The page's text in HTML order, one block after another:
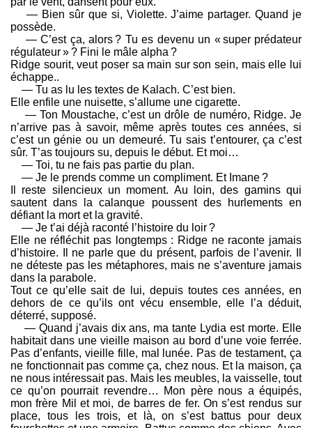
— Bien sûr que si, Violette. J’aime partager. Quand je
possède.
— C’est ça, alors ? Tu es devenu un « super prédateur
régulateur » ? Fini le mâle alpha ?
Ridge sourit, veut poser sa main sur son sein, mais elle lui
échappe..
— Tu as lu les textes de Kalach. C’est bien.
Elle enfile une nuisette, s’allume une cigarette.
— Ton Moustache, c’est un drôle de numéro, Ridge. Je
n’arrive pas à savoir, même après toutes ces années, si
c’est un génie ou un demeuré. Tu sais t’entourer, ça c’est
sûr. T’as toujours su, depuis le début. Et moi…
— Toi, tu ne fais pas partie du plan.
— Je le prends comme un compliment. Et Imane ?
Il reste silencieux un moment. Au loin, des gamins qui
sautent dans la calanque poussent des hurlements en
défiant la mort et la gravité.
— Je t’ai déjà raconté l’histoire du loir ?
Elle ne réfléchit pas longtemps : Ridge ne raconte jamais
d’histoire. Il ne parle que du présent, parfois de l’avenir. Il
ne déteste pas les métaphores, mais ne s’aventure jamais
dans la parabole.
Tout ce qu’elle sait de lui, depuis toutes ces années, en
dehors de ce qu’ils ont vécu ensemble, elle l’a déduit,
déterré, supposé.
— Quand j’avais dix ans, ma tante Lydia est morte. Elle
habitait dans une vieille maison au bord d’une voie ferrée.
Pas d’enfants, vieille fille, mal lunée. Pas de testament, ça
ne fonctionnait pas comme ça, chez nous. Et la maison, ça
ne nous intéressait pas. Mais les meubles, la vaisselle, tout
ce qu’on pourrait revendre… Mon père nous a équipés,
mon frère Mil et moi, de barres de fer. On s’est rendus sur
place, tous les trois, et là, on s’est battus pour deux